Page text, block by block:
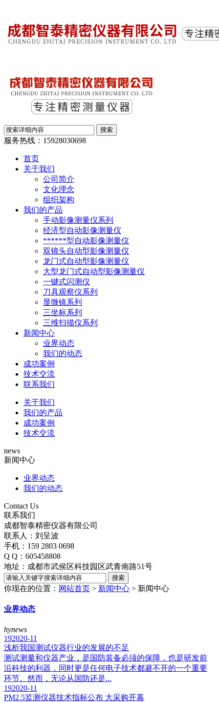
服务热线： 15928030698
首页
关于我们
公司简介
文化理念
组织架构
我们的产品
手动影像测量仪系列
经济型自动影像测量仪
******型自动影像测量仪
双镜头自动型影像测量仪
龙门式自动型影像测量仪
大型龙门式自动型影像测量仪
一键式闪测仪
刀具观察仪系列
显微镜系列
三坐标系列
三维扫描仪系列
新闻中心
业界动态
我们的动态
成功案例
技术交流
联系我们
关于我们
我们的产品
成功案例
技术交流
news
新闻中心
业界动态
我们的动态
Contact Us
联系我们
成都智泰精密仪器有限公司
联系人：刘呈波
手机：159 2803 0698
Q Q：605458808
地址：成都市武侯区科技园区武青南路51号
你现在的位置： 网站首页 > 新闻中心 > 新闻中心
业界动态
hynews
192020-11
浅析我国测试仪器行业的发展的不足
测试测量和仪器产业，是国防装备必须的保障，也是研发前
沿科技的利器，同时更是任何电子技术都避不开的一个重要
环节。然而，无论从国防还是...
192020-11
PM2.5监测仪器技术指标公布 大采购开幕